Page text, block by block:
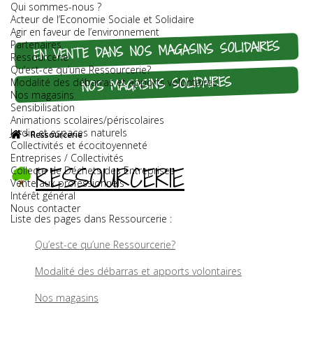
Qui sommes-nous ?
Acteur de l’Economie Sociale et Solidaire
Agir en faveur de l’environnement
Partenaires
Ressourcerie
Qu’est-ce qu’une Ressourcerie?
Modalité des débarras et apports volontaires
Nos magasins
Sensibilisation
Animations scolaires/périscolaires
Jardin et espaces naturels
Collectivités et écocitoyenneté
Entreprises / Collectivités
Collecte de Déchets des Entreprises
Vente aux professionnels
Intérêt général
Nous contacter
EN VENTE DANS NOS MAGASINS SOLIDAIRES
NOS MAGASINS SOLIDAIRES
>Ressourcerie
RESSOURCERIE
Liste des pages dans Ressourcerie :
Qu’est-ce qu’une Ressourcerie?
Modalité des débarras et apports volontaires
Nos magasins